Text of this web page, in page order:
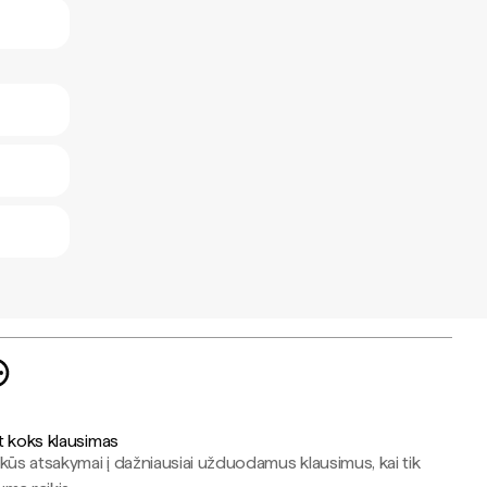
koks klausimas
atsakymai į dažniausiai užduodamus klausimus, kai tik